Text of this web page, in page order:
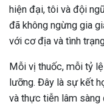
hiện đại, tôi và đội
đã không ngừng gia
với cơ địa và tình
Mỗi vị thuốc, mỗi tỷ
lưỡng. Đây là sự kết
và thực tiễn lâm